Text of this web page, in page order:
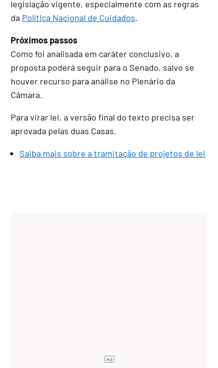
legislação vigente, especialmente com as regras
da Política Nacional de Cuidados.
Próximos passos
Como foi analisada em caráter conclusivo, a
proposta poderá seguir para o Senado, salvo se
houver recurso para análise no Plenário da
Câmara.
Para virar lei, a versão final do texto precisa ser
aprovada pelas duas Casas.
Saiba mais sobre a tramitação de projetos de lei